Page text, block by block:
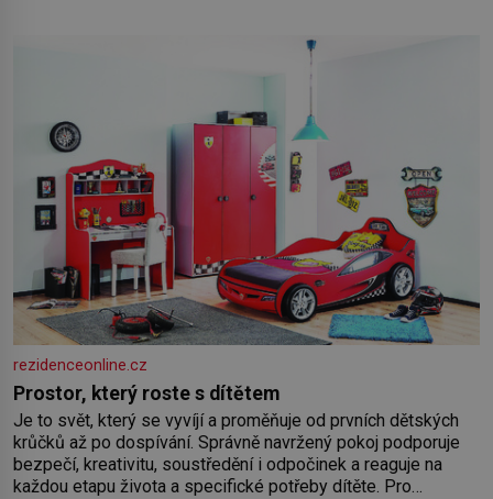
rezidenceonline.cz
Prostor, který roste s dítětem
Je to svět, který se vyvíjí a proměňuje od prvních dětských
krůčků až po dospívání. Správně navržený pokoj podporuje
bezpečí, kreativitu, soustředění i odpočinek a reaguje na
každou etapu života a specifické potřeby dítěte. Pro